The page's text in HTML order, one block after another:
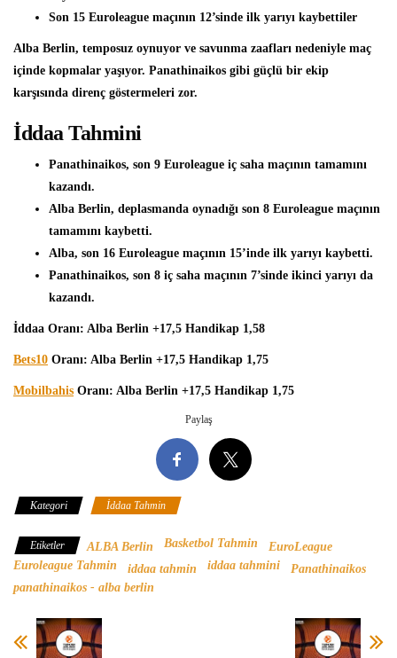
Son 15 Euroleague maçının 12’sinde ilk yarıyı kaybettiler
Alba Berlin, temposuz oynuyor ve savunma zaafları nedeniyle maç
içinde kopmalar yaşıyor. Panathinaikos gibi güçlü bir ekip
karşısında direnç göstermeleri zor.
İddaa Tahmini
Panathinaikos, son 9 Euroleague iç saha maçının tamamını
kazandı.
Alba Berlin, deplasmanda oynadığı son 8 Euroleague maçının
tamamını kaybetti.
Alba, son 16 Euroleague maçının 15’inde ilk yarıyı kaybetti.
Panathinaikos, son 8 iç saha maçının 7’sinde ikinci yarıyı da
kazandı.
İddaa Oranı: Alba Berlin +17,5 Handikap 1,58
Bets10 Oranı: Alba Berlin +17,5 Handikap 1,75
Mobilbahis Oranı: Alba Berlin +17,5 Handikap 1,75
Paylaş
Kategori İddaa Tahmin
Etiketler ALBA Berlin Basketbol Tahmin
EuroLeague
Euroleague Tahmin
iddaa tahmin iddaa tahmini
Panathinaikos
panathinaikos - alba berlin